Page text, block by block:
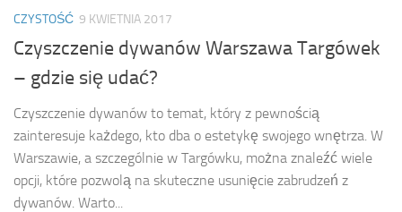
CZYSTOŚĆ 9 KWIETNIA 2017
Czyszczenie dywanów Warszawa Targówek
– gdzie się udać?
Czyszczenie dywanów to temat, który z pewnością
zainteresuje każdego, kto dba o estetykę swojego wnętrza. W
Warszawie, a szczególnie w Targówku, można znaleźć wiele
opcji, które pozwolą na skuteczne usunięcie zabrudzeń z
dywanów. Warto...